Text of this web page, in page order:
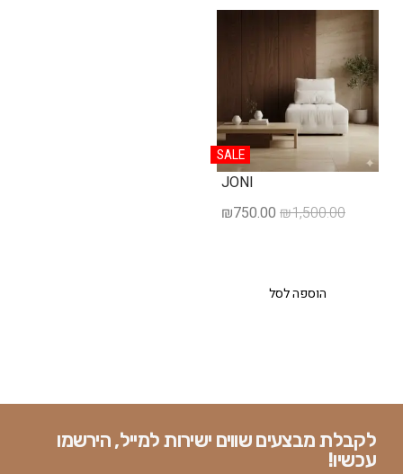
SALE
JONI
₪1,500.00
₪750.00
הוספה לסל
לקבלת מבצעים שווים ישירות למייל, הירשמו
עכשיו!